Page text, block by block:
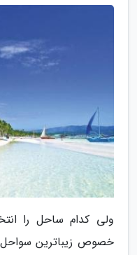
ولی کدام ساحل را
خصوص زیباترین سواحل